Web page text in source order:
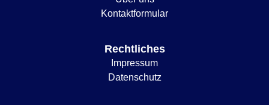
Kontaktformular
Rechtliches
Impressum
Datenschutz